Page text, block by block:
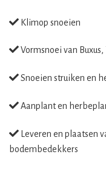
Klimop snoeien
Vormsnoei van Buxus,
Snoeien struiken en
Aanplant en
Leveren en plaatsen
bodembedekkers